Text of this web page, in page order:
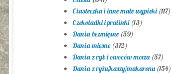
Ciasteczka i inne małe wypieki (117)
Czekoladki i pralinki (13)
Dania bezmięsne (59)
Dania mięsne (312)
Dania z ryb i owoców morza (57)
Dania z ryżu/kaszy/makaronu (154)